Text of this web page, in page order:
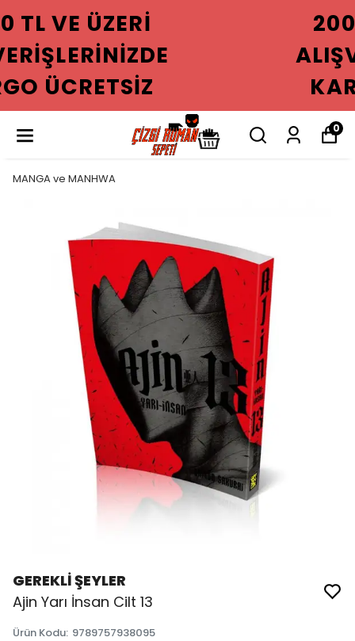
2000 TL VE ÜZERI
ALIŞVERIŞLERINIZDE
KARGO ÜCRETSIZ
0
MANGA ve MANHWA
GEREKLİ ŞEYLER
Ajin Yarı İnsan Cilt 13
Ürün Kodu: 9789757938095